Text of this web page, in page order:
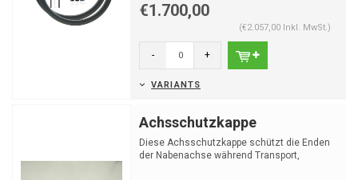
€1.700,00
(€2.057,00 Inkl. MwSt.)
- +
VARIANTS
Achsschutzkappe
Diese Achsschutzkappe schützt die Enden
der Nabenachse während Transport,